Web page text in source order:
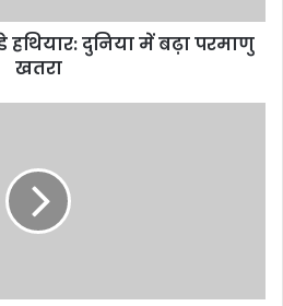
दुनिया में बढ़ा परमाणु
खतरा